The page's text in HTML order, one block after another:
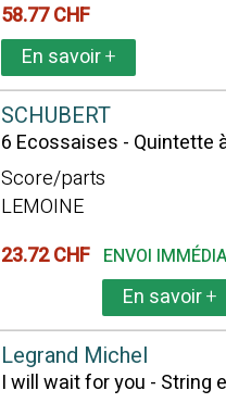
58.77 CHF
En savoir+
SCHUBERT
6 Ecossaises - Quintette
Score/parts
LEMOINE
23.72 CHF ENVOI
En savoir+
Legrand Michel
I will wait for you - String